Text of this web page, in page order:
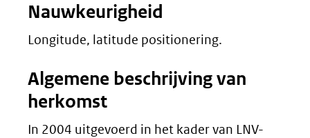
Nauwkeurigheid
Longitude, latitude positionering.
Algemene beschrijving van
herkomst
In 2004 uitgevoerd in het kader van LNV-